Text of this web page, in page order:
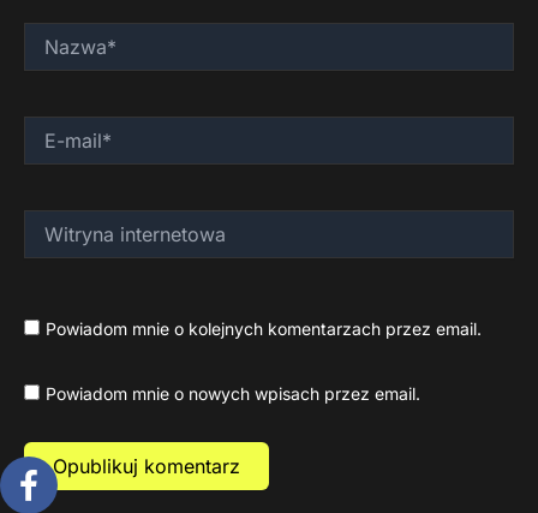
mail*
internetowa
Powiadom mnie o kolejnych komentarzach przez email.
Powiadom mnie o nowych wpisach przez email.